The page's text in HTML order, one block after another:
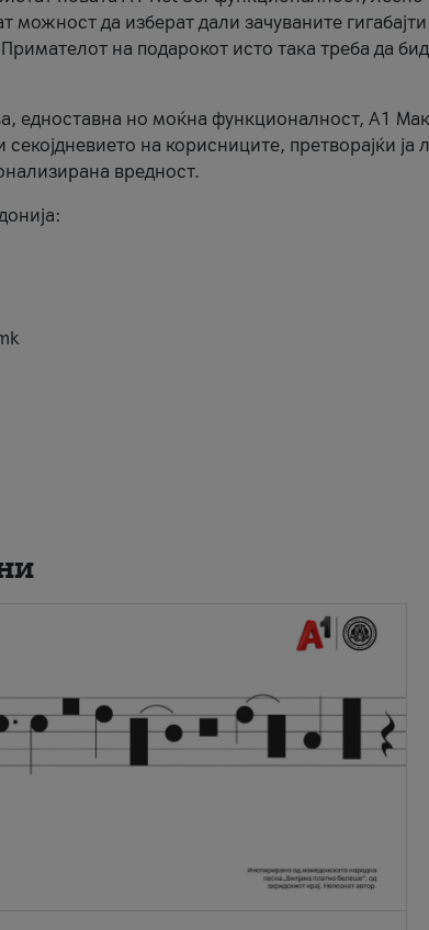
можност да изберат дали зачуваните
Примателот на подарокот исто така треба да
едноставна но моќна функционалност, А1
секојдневието на корисниците, претворајќи
вредност.